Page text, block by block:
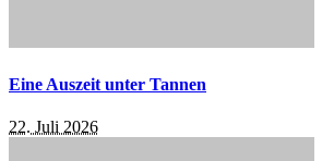
Eine Auszeit unter Tannen
22. Juli 2026